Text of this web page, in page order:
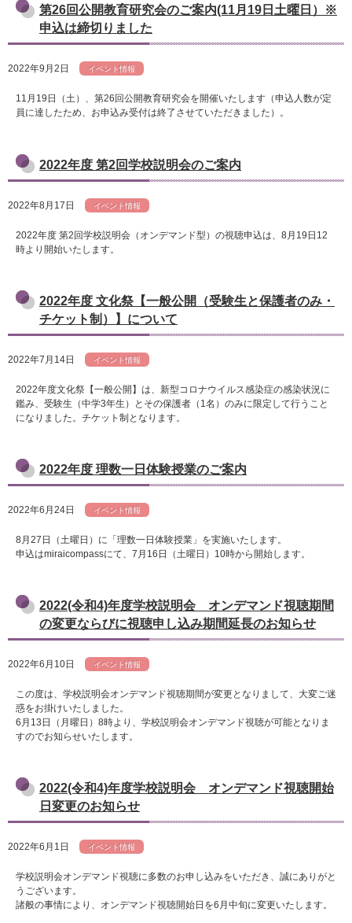
第26回公開教育研究会のご案内(11月19日土曜日）※
申込は締切りました
2022年9月2日 イベント情報
11月19日（土）、第26回公開教育研究会を開催いたします（申込人数が定
員に達したため、お申込み受付は終了させていただきました）。
2022年度 第2回学校説明会のご案内
2022年8月17日 イベント情報
2022年度 第2回学校説明会（オンデマンド型）の視聴申込は、8月19日12
時より開始いたします。
2022年度 文化祭【一般公開（受験生と保護者のみ・
チケット制）】について
2022年7月14日 イベント情報
2022年度文化祭【一般公開】は、新型コロナウイルス感染症の感染状況に
鑑み、受験生（中学3年生）とその保護者（1名）のみに限定して行うこと
になりました。チケット制となります。
2022年度 理数一日体験授業のご案内
2022年6月24日 イベント情報
8月27日（土曜日）に「理数一日体験授業」を実施いたします。
申込はmiraicompassにて、7月16日（土曜日）10時から開始します。
2022(令和4)年度学校説明会 オンデマンド視聴期間
の変更ならびに視聴申し込み期間延長のお知らせ
2022年6月10日 イベント情報
この度は、学校説明会オンデマンド視聴期間が変更となりまして、大変ご迷
惑をお掛けいたしました。
6月13日（月曜日）8時より、学校説明会オンデマンド視聴が可能となりま
すのでお知らせいたします。
2022(令和4)年度学校説明会 オンデマンド視聴開始
日変更のお知らせ
2022年6月1日 イベント情報
学校説明会オンデマンド視聴に多数のお申し込みをいただき、誠にありがと
うございます。
諸般の事情により、オンデマンド視聴開始日を6月中旬に変更いたします。